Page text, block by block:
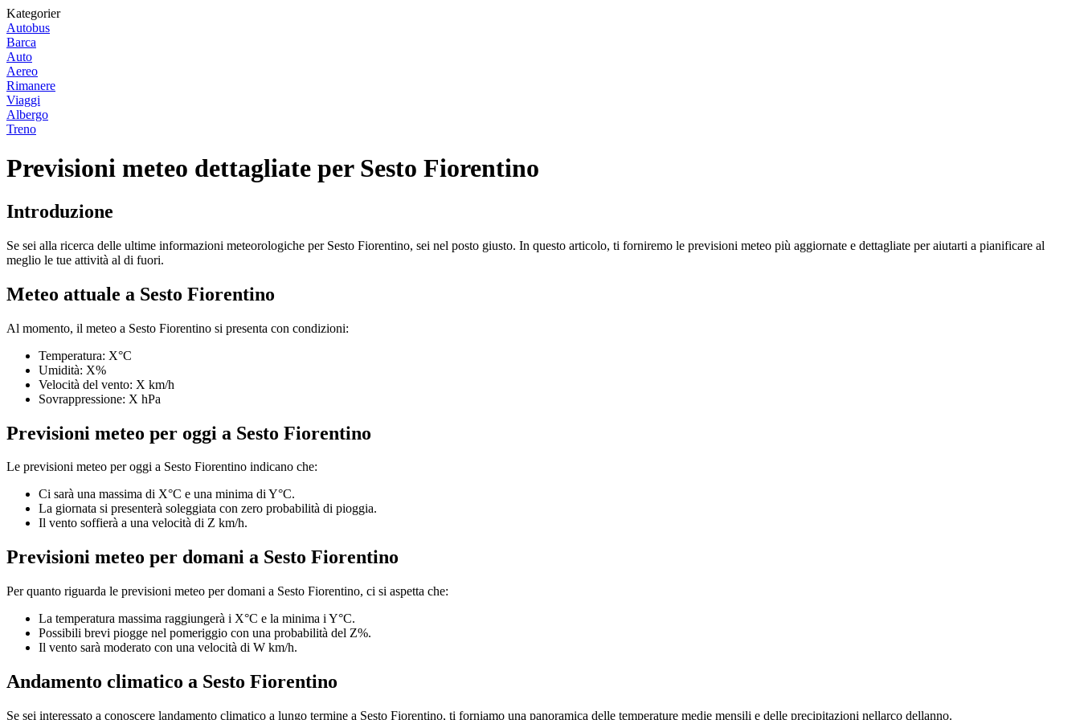
Kategorier
Autobus
Barca
Auto
Aereo
Rimanere
Viaggi
Albergo
Treno
Previsioni meteo dettagliate per Sesto Fiorentino
Introduzione
Se sei alla ricerca delle ultime informazioni meteorologiche per Sesto Fiorentino, sei nel posto giusto. In questo articolo, ti forniremo le previsioni meteo più aggiornate e dettagliate per aiutarti a pianificare al
meglio le tue attività al di fuori.
Meteo attuale a Sesto Fiorentino
Al momento, il meteo a Sesto Fiorentino si presenta con condizioni:
Temperatura: X°C
Umidità: X%
Velocità del vento: X km/h
Sovrappressione: X hPa
Previsioni meteo per oggi a Sesto Fiorentino
Le previsioni meteo per oggi a Sesto Fiorentino indicano che:
Ci sarà una massima di X°C e una minima di Y°C.
La giornata si presenterà soleggiata con zero probabilità di pioggia.
Il vento soffierà a una velocità di Z km/h.
Previsioni meteo per domani a Sesto Fiorentino
Per quanto riguarda le previsioni meteo per domani a Sesto Fiorentino, ci si aspetta che:
La temperatura massima raggiungerà i X°C e la minima i Y°C.
Possibili brevi piogge nel pomeriggio con una probabilità del Z%.
Il vento sarà moderato con una velocità di W km/h.
Andamento climatico a Sesto Fiorentino
Se sei interessato a conoscere landamento climatico a lungo termine a Sesto Fiorentino, ti forniamo una panoramica delle temperature medie mensili e delle precipitazioni nellarco dellanno.